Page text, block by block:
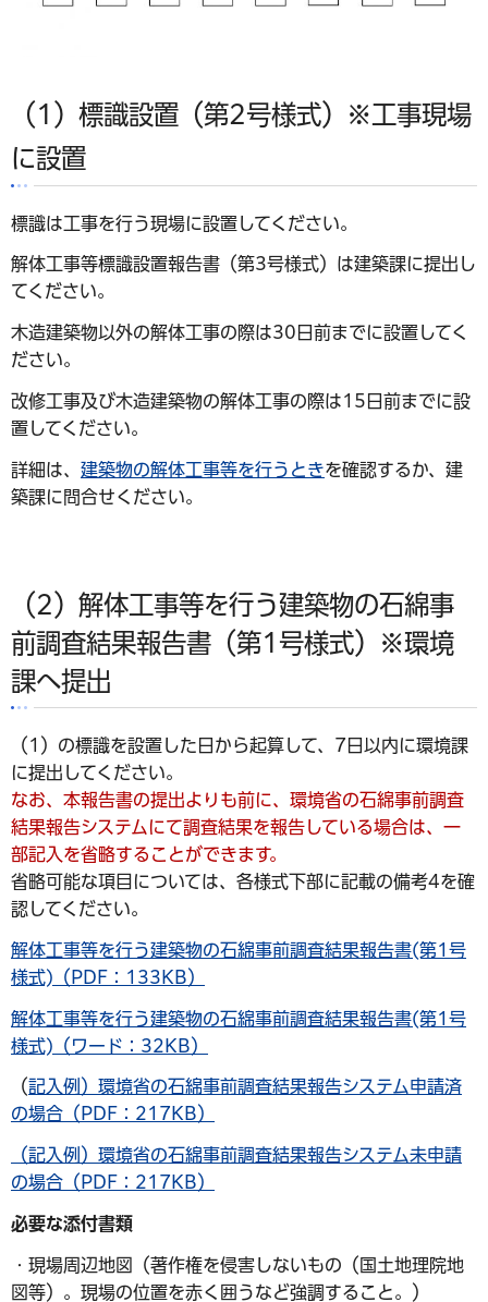
（1）標識設置（第2号様式）※工事現場
に設置
標識は工事を行う現場に設置してください。
解体工事等標識設置報告書（第3号様式）は建築課に提出し
てください。
木造建築物以外の解体工事の際は30日前までに設置してく
ださい。
改修工事及び木造建築物の解体工事の際は15日前までに設
置してください。
詳細は、 建築物の解体工事等を行うときを確認するか、建
築課に問合せください。
（2）解体工事等を行う建築物の石綿事
前調査結果報告書（第1号様式）※環境
課へ提出
（1）の標識を設置した日から起算して、7日以内に環境課
に提出してください。
なお、本報告書の提出よりも前に、環境省の石綿事前調査
結果報告システムにて調査結果を報告している場合は、一
部記入を省略することができます。
省略可能な項目については、各様式下部に記載の備考4を確
認してください。
解体工事等を行う建築物の石綿事前調査結果報告書(第1号
様式)（PDF：133KB）
解体工事等を行う建築物の石綿事前調査結果報告書(第1号
様式)（ワード：32KB）
（記入例）環境省の石綿事前調査結果報告システム申請済
の場合（PDF：217KB）
（記入例）環境省の石綿事前調査結果報告システム未申請
の場合（PDF：217KB）
必要な添付書類
・現場周辺地図（著作権を侵害しないもの（国土地理院地
図等）。現場の位置を赤く囲うなど強調すること。）